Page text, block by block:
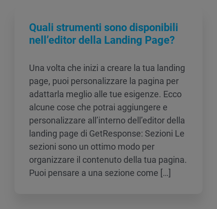
Quali strumenti sono disponibili
nell’editor della Landing Page?
Una volta che inizi a creare la tua landing
page, puoi personalizzare la pagina per
adattarla meglio alle tue esigenze. Ecco
alcune cose che potrai aggiungere e
personalizzare all’interno dell’editor della
landing page di GetResponse: Sezioni Le
sezioni sono un ottimo modo per
organizzare il contenuto della tua pagina.
Puoi pensare a una sezione come […]